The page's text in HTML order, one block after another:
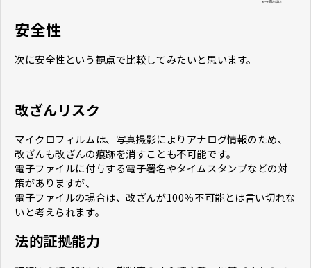
安全性
次に安全性という観点で比較してみたいと思います。
改ざんリスク
マイクロフィルムは、写真撮影によりアナログ情報のため、
改ざんも改ざんの痕跡を消すことも不可能です。
電子ファイルに付与する電子署名やタイムスタンプなどの対
策がありますが、
電子ファイルの場合は、改ざんが100％不可能とは言い切れな
いと考えられます。
法的証拠能力